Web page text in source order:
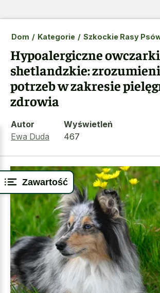
Zawartość
Dom / Kategorie / Szkockie Rasy
Hypoalergiczne owczarki
shetlandzkie:
potrzeb w zakresie
zdrowia
Autor
Ewa Duda
Wyświetleń
467